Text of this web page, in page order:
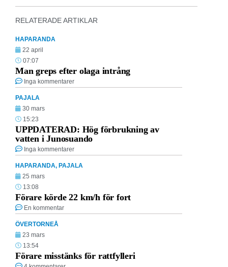
RELATERADE ARTIKLAR
HAPARANDA
22 april
07:07
Man greps efter olaga intrång
Inga kommentarer
PAJALA
30 mars
15:23
UPPDATERAD: Hög förbrukning av
vatten i Junosuando
Inga kommentarer
HAPARANDA, PAJALA
25 mars
13:08
Förare körde 22 km/h för fort
En kommentar
ÖVERTORNEÅ
23 mars
13:54
Förare misstänks för rattfylleri